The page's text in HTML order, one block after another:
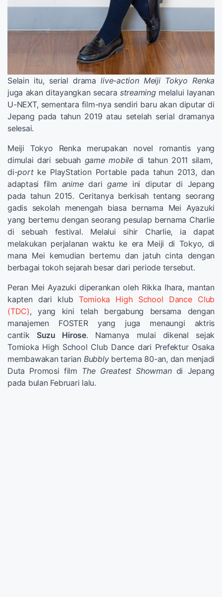
Selain itu, serial dramalive-action Meiji Tokyo Renka
juga akan ditayangkan secara streamingmelalui layanan
U-NEXT, sementara film-nya sendiri baru akan diputar di
Jepang pada tahun 2019 atau setelah serial dramanya
selesai.
Meiji Tokyo Renka merupakan novel romantis yang
dimulai dari sebuah game mobiledi tahun 2011 silam,
di-portke PlayStation Portable pada tahun 2013, dan
adaptasi film animedarigame ini diputar di Jepang
pada tahun 2015. Ceritanya berkisah tentang seorang
gadis sekolah menengah biasa bernama Mei Ayazuki
yang bertemu dengan seorang pesulap bernama Charlie
di sebuah festival. Melalui sihir Charlie, ia dapat
melakukan perjalanan waktu ke era Meiji di Tokyo, di
mana Mei kemudian bertemu dan jatuh cinta dengan
berbagai tokoh sejarah besar dari periode tersebut.
Peran Mei Ayazuki diperankan oleh Rikka Ihara, mantan
kapten dari klub Tomioka High School Dance Club
(TDC), yang kini telah bergabung bersama dengan
manajemen FOSTER yang juga menaungi aktris
cantik Suzu Hirose. Namanya mulai dikenal sejak
Tomioka High School Club Dance dari Prefektur Osaka
membawakan tarian Bubblybertema 80-an, dan menjadi
Duta Promosi film The Greatest Showmandi Jepang
pada bulan Februari lalu.